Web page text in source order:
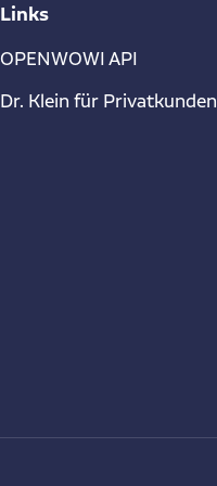
Links
OPENWOWI API
Dr. Klein für Privatkunden